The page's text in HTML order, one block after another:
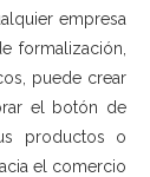
empresa
formalización,
puede crear
el botón de
productos o
el comercio